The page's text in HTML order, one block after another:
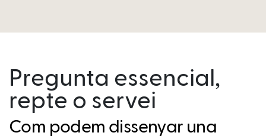
Pregunta essencial,
repte o servei
Com podem dissenyar una